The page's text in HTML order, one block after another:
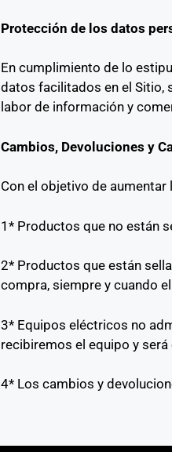
Protección de los datos
En cumplimiento de lo
datos facilitados en el Sitio,
labor de información y
Cambios, Devoluciones y
Con el objetivo de
1* Productos que no están
2* Productos que están
compra, siempre y cuando
3* Equipos eléctricos no
recibiremos el equipo y
4* Los cambios y